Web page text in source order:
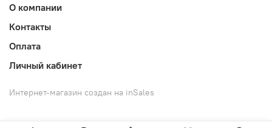
О компании
Контакты
Оплата
Личный кабинет
Интернет-магазин создан на inSales